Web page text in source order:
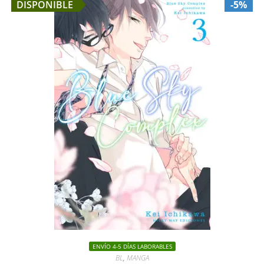
DISPONIBLE -5%
ENVÍO 4-5 DÍAS LABORABLES
BL, MANGA